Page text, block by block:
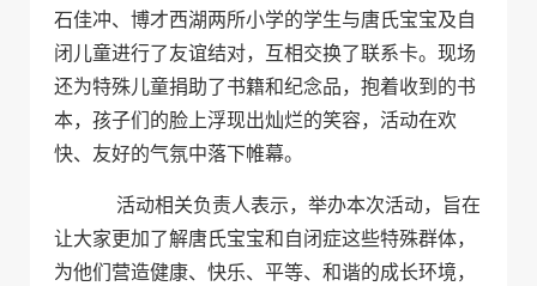
石佳冲、博才西湖两所小学的学生与唐氏宝宝及自
闭儿童进行了友谊结对，互相交换了联系卡。现场
还为特殊儿童捐助了书籍和纪念品，抱着收到的书
本，孩子们的脸上浮现出灿烂的笑容，活动在欢
快、友好的气氛中落下帷幕。
活动相关负责人表示，举办本次活动，旨在
让大家更加了解唐氏宝宝和自闭症这些特殊群体，
为他们营造健康、快乐、平等、和谐的成长环境，